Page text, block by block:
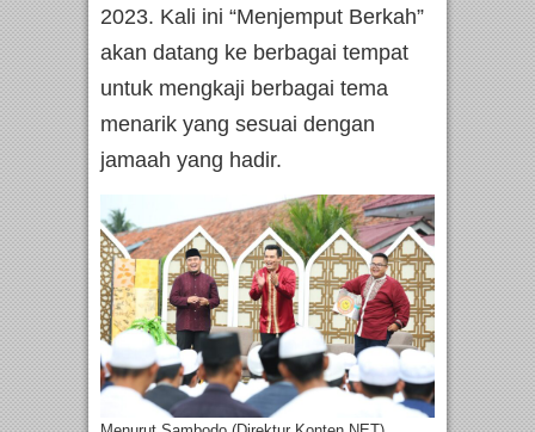
2023. Kali ini “Menjemput Berkah”
akan datang ke berbagai tempat
untuk mengkaji berbagai tema
menarik yang sesuai dengan
jamaah yang hadir.